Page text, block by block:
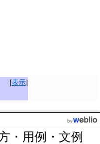
[表示]
・用例・文例